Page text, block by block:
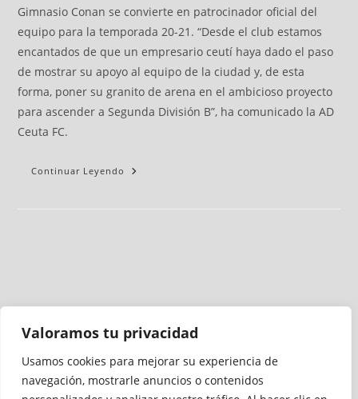
Valoramos tu privacidad
Usamos cookies para mejorar su experiencia de
navegación, mostrarle anuncios o contenidos
Gimnasio Conan se convierte en patrocinador oficial del
equipo para la temporada 20-21. “Desde el club estamos
encantados de que un empresario ceutí haya dado el paso
de mostrar su apoyo al equipo de la ciudad y, de esta
forma, poner su granito de arena en el ambicioso proyecto
para ascender a Segunda División B”, ha comunicado la AD
Ceuta FC.
Continuar Leyendo
Medio auditado por